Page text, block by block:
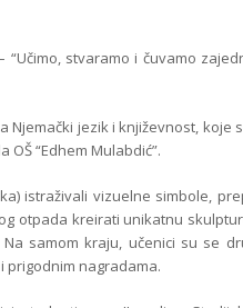
stvaramo i čuvamo
Njemački jezik i književnost, koje
“Edhem Mulabdić”.
istraživali vizuelne simbole,
otpada kreirati unikatnu
samom kraju, učenici su se
prigodnim nagradama.